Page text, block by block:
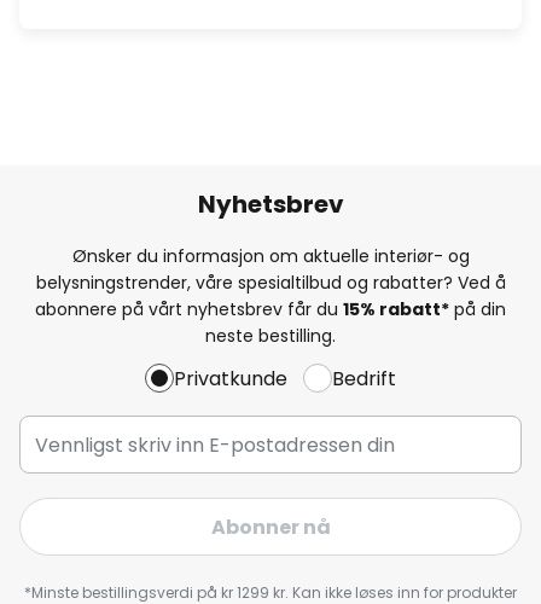
Nyhetsbrev
Ønsker du informasjon om aktuelle interiør- og
belysningstrender, våre spesialtilbud og rabatter? Ved å
abonnere på vårt nyhetsbrev får du 15% rabatt* på din
neste bestilling.
Privatkunde Bedrift
Abonner nå
*Minste bestillingsverdi på kr 1299 kr. Kan ikke løses inn for produkter